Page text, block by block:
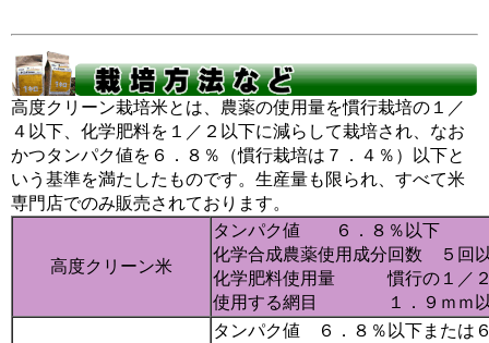
高度クリーン栽培米とは、農薬の使用量を慣行栽培の１／
４以下、化学肥料を１／２以下に減らして栽培され、なお
かつタンパク値を６．８％（慣行栽培は７．４％）以下と
いう基準を満たしたものです。生産量も限られ、すべて米
専門店でのみ販売されております。
高度クリーン米
タンパク値 ６．８％以下
化学合成農薬使用成分回数 ５回
化学肥料使用量 慣行の１／
使用する網目 １．９ｍｍ
タンパク値 ６．８％以下または